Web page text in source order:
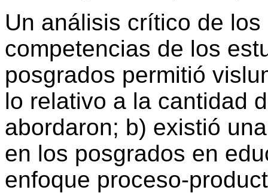
Un análisis crítico de
competencias de los
posgrados permitió
lo relativo a la cantidad
abordaron; b) existió
en los posgrados en
enfoque proceso-